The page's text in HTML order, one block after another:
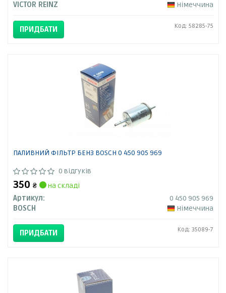
VICTOR REINZ
Німеччина
ПРИДБАТИ Код: 58285-75
ПАЛИВНИЙ ФІЛЬТР БЕНЗ BOSCH 0 450 905 969
0 відгуків
350 ₴
на складі
Артикул:
0 450 905 969
BOSCH
Німеччина
ПРИДБАТИ Код: 35089-7